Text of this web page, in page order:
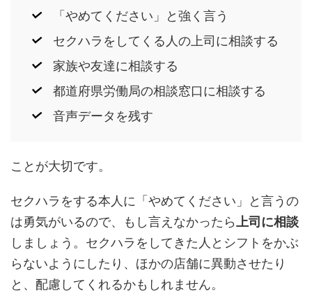
「やめてください」と強く言う
セクハラをしてくる人の上司に相談する
家族や友達に相談する
都道府県労働局の相談窓口に相談する
音声データを残す
ことが大切です。
セクハラをする本人に「やめてください」と言うの
は勇気がいるので、もし言えなかったら
上司に相談
しましょう。セクハラをしてきた人とシフトをかぶ
らないようにしたり、ほかの店舗に異動させたり
と、配慮してくれるかもしれません。